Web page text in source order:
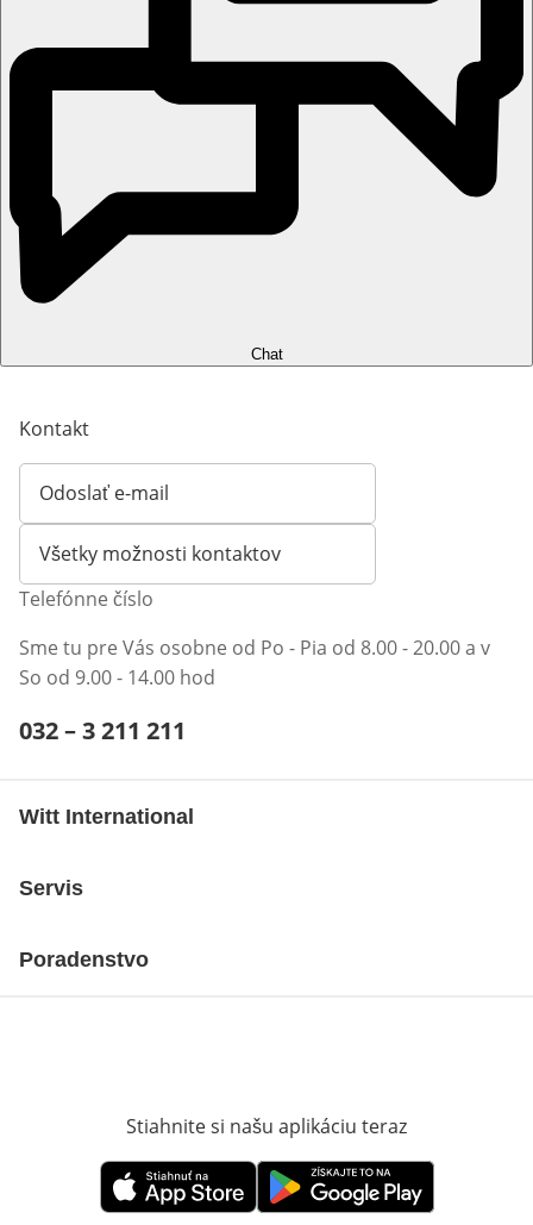
Chat
Kontakt
Odoslať e-mail
Otvorí e-mailového klienta
Všetky možnosti kontaktov
Telefónne číslo
Sme tu pre Vás osobne od Po - Pia od 8.00 - 20.00 a v
So od 9.00 - 14.00 hod
Telefónne číslo:
032 – 3 211 211
Witt International
Servis
Poradenstvo
Stiahnite si našu aplikáciu teraz
Otvorí sa vnovom okneOtvorí sa vnovom okne